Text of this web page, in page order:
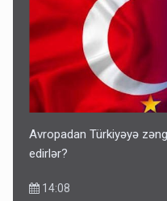
Avropadan Türkiyəyə
edirlər?
14:08